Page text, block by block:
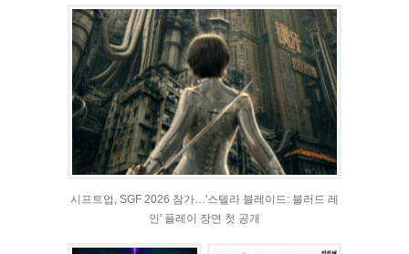
시프트업, SGF 2026 참가…'스텔라 블레이드: 블러드 레
인' 플레이 장면 첫 공개